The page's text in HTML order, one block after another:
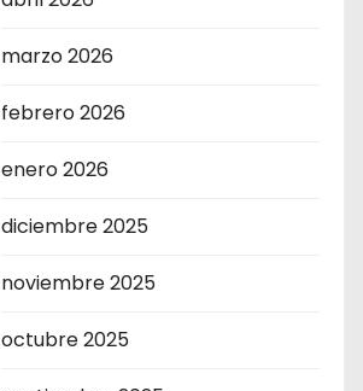
marzo 2026
febrero 2026
enero 2026
diciembre 2025
noviembre 2025
octubre 2025